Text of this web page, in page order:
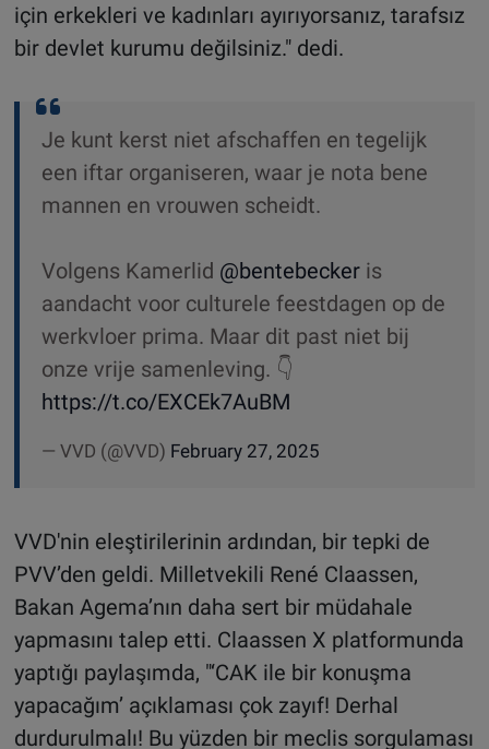
için erkekleri ve kadınları ayırıyorsanız, tarafsız
bir devlet kurumu değilsiniz." dedi.
Je kunt kerst niet afschaffen en tegelijk
een iftar organiseren, waar je nota bene
mannen en vrouwen scheidt.
Volgens Kamerlid @bentebeckeris
aandacht voor culturele feestdagen op de
werkvloer prima. Maar dit past niet bij
onze vrije samenleving. 👇
https://t.co/EXCEk7AuBM
— VVD (@VVD) February 27, 2025
VVD'nin eleştirilerinin ardından, bir tepki de
PVV’den geldi. Milletvekili René Claassen,
Bakan Agema’nın daha sert bir müdahale
yapmasını talep etti. Claassen X platformunda
yaptığı paylaşımda, "‘CAK ile bir konuşma
yapacağım’ açıklaması çok zayıf! Derhal
durdurulmalı! Bu yüzden bir meclis sorgulaması